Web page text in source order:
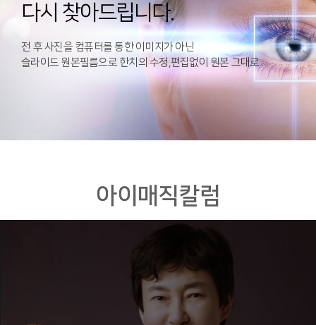
다시 찾아드립니다.
전 후 사진을 컴퓨터를 통한 이미지가 아닌
슬라이드 원본필름으로 한치의 수정,편집없이 원본 그대로
아이매직칼럼